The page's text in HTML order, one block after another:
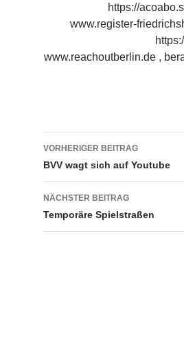
https://
www.register-
www.reachoutberlin.de ,
VORHERIGER BEITRAG
BVV wagt sich auf Youtube
NÄCHSTER BEITRAG
Temporäre Spielstraßen